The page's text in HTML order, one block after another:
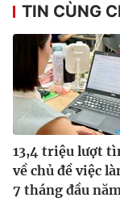
TIN CÙNG
13,4 triệu lượt
về chủ đề việc
7 tháng đầu năm